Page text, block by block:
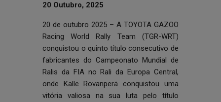
20 Outubro, 2025
20 de outubro 2025 – A TOYOTA GAZOO
Racing World Rally Team (TGR-WRT)
conquistou o quinto título consecutivo de
fabricantes do Campeonato Mundial de
Ralis da FIA no Rali da Europa Central,
onde Kalle Rovanperä conquistou uma
vitória valiosa na sua luta pelo título